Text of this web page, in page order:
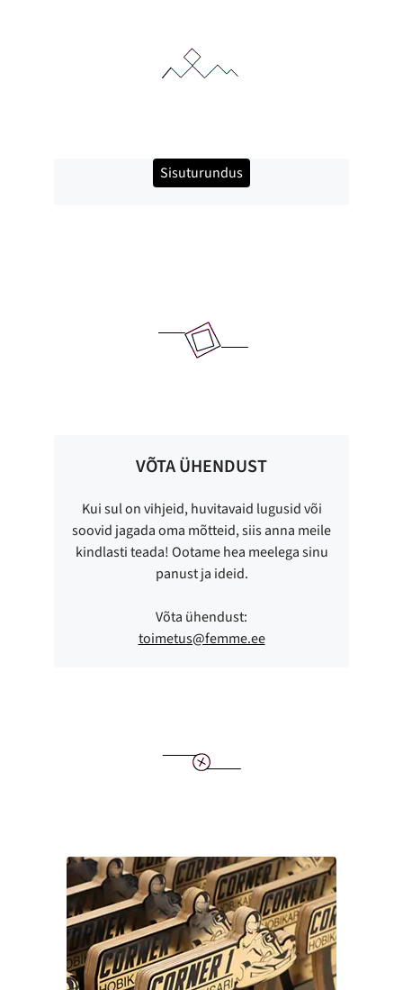
Sisuturundus
VÕTA ÜHENDUST
Kui sul on vihjeid, huvitavaid lugusid või
soovid jagada oma mõtteid, siis anna meile
kindlasti teada! Ootame hea meelega sinu
panust ja ideid.
Võta ühendust:
toimetus@femme.ee